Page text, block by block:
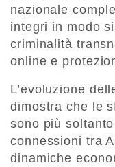
nazionale
integri in modo
criminalità
online e
L’evoluzione
dimostra che le
sono più
connessioni tra
dinamiche